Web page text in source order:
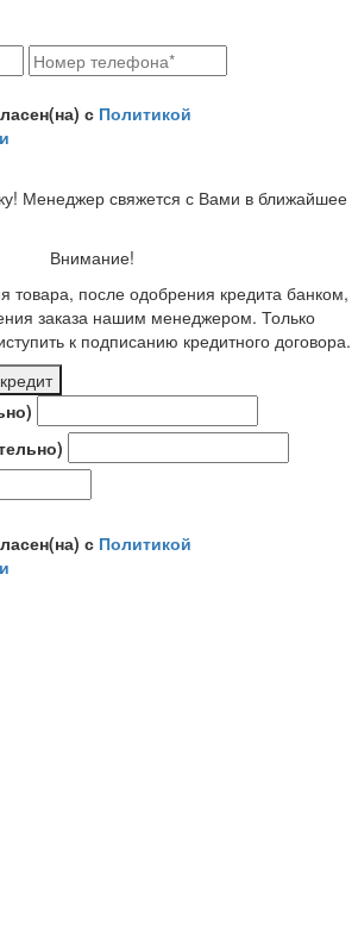
с Политикой
Менеджер свяжется с Вами в ближайшее
Внимание!
товара, после одобрения кредита банком,
заказа нашим менеджером. Только
к подписанию кредитного договора.
с Политикой